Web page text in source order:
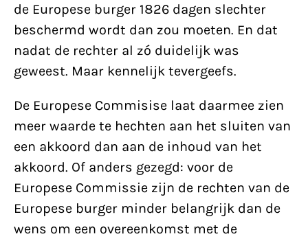
de Europese burger 1826 dagen slechter
beschermd wordt dan zou moeten. En dat
nadat de rechter al zó duidelijk was
geweest. Maar kennelijk tevergeefs.
De Europese Commisise laat daarmee zien
meer waarde te hechten aan het sluiten van
een akkoord dan aan de inhoud van het
akkoord. Of anders gezegd: voor de
Europese Commissie zijn de rechten van de
Europese burger minder belangrijk dan de
wens om een overeenkomst met de